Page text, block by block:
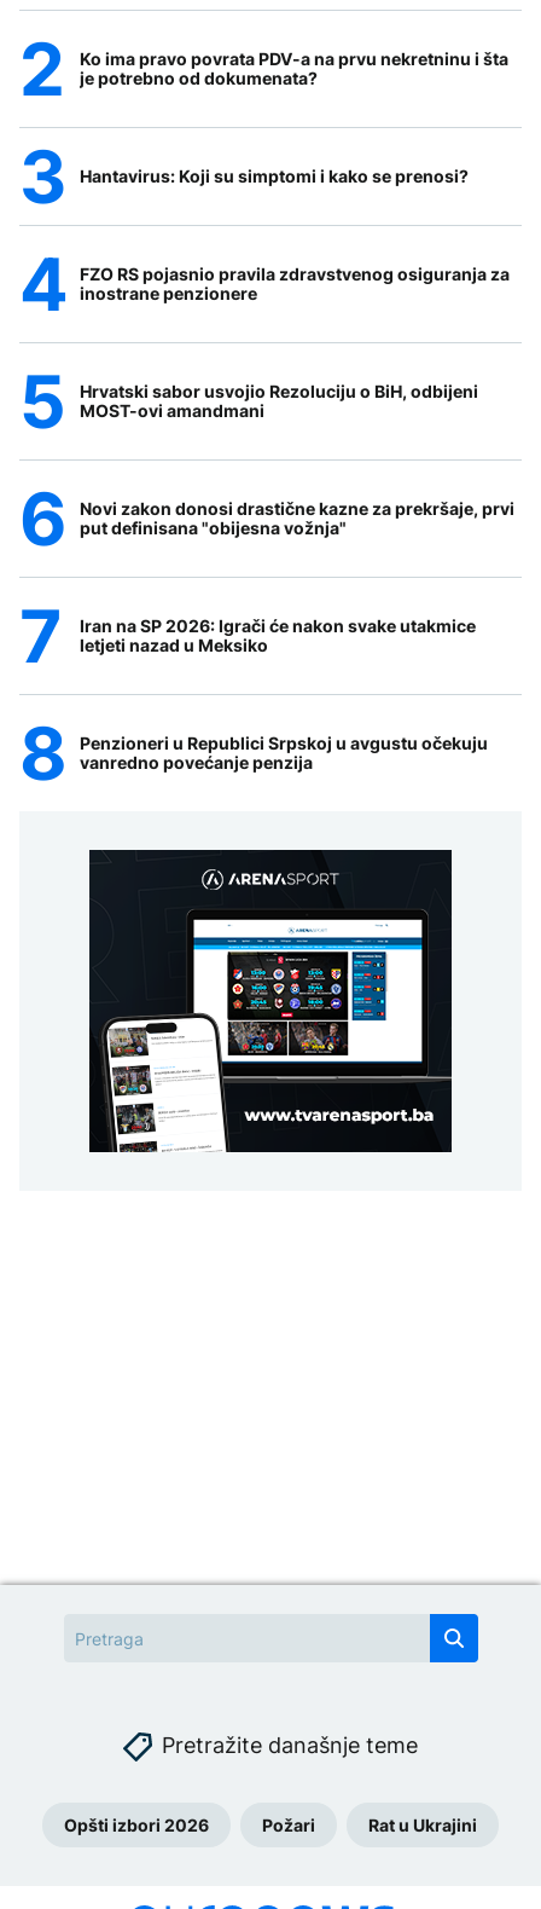
Ko ima pravo povrata PDV-a na prvu nekretninu i šta
je potrebno od dokumenata?
Hantavirus: Koji su simptomi i kako se prenosi?
FZO RS pojasnio pravila zdravstvenog osiguranja za
inostrane penzionere
Hrvatski sabor usvojio Rezoluciju o BiH, odbijeni
MOST-ovi amandmani
Novi zakon donosi drastične kazne za prekršaje, prvi
put definisana "obijesna vožnja"
Iran na SP 2026: Igrači će nakon svake utakmice
letjeti nazad u Meksiko
Penzioneri u Republici Srpskoj u avgustu očekuju
vanredno povećanje penzija
Pretražite današnje teme
Opšti izbori 2026 Požari Rat u Ukrajini